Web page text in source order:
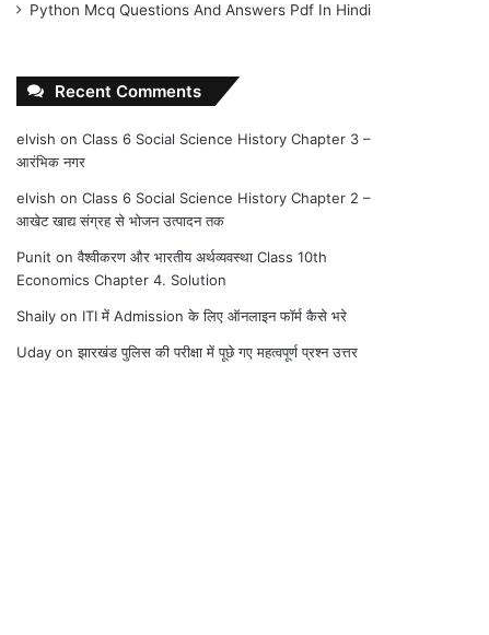
Python Mcq Questions And Answers Pdf In Hindi
Recent Comments
elvish onClass 6 Social Science History Chapter 3 –
आरंभिक नगर
elvish onClass 6 Social Science History Chapter 2 –
आखेट खाद्य संग्रह से भोजन उत्पादन तक
Punit onवैश्वीकरण और भारतीय अर्थव्यवस्था Class 10th
Economics Chapter 4. Solution
Shaily on ITI में Admission के लिए ऑनलाइन फॉर्म कैसे भरे
Uday onझारखंड पुलिस की परीक्षा में पूछे गए महत्वपूर्ण प्रश्न उत्तर